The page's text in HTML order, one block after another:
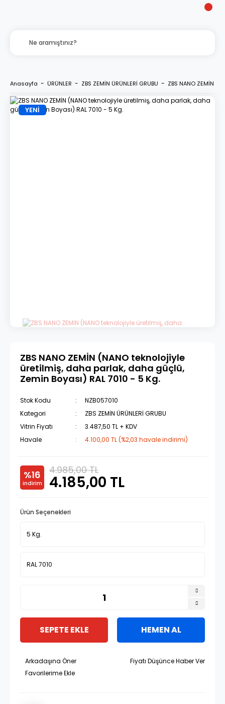
Anasayfa ÜRÜNLER ZBS ZEMİN ÜRÜNLERİ GRUBU ZBS NANO ZEMİN
YENİ
ZBS NANO ZEMİN (NANO teknolojiyle
üretilmiş, daha parlak, daha güçlü,
Zemin Boyası) RAL 7010 - 5 Kg.
Stok Kodu
NZB057010
Kategori
ZBS ZEMİN ÜRÜNLERİ GRUBU
Vitrin Fiyatı
3.487,50 TL + KDV
Havale
4.100,00 TL (%2,03 havale indirimi)
%16
indirim
4.985,00 TL
4.185,00 TL
Ürün Seçenekleri
SEPETE EKLE HEMEN AL
Arkadaşına Öner Fiyatı Düşünce Haber Ver